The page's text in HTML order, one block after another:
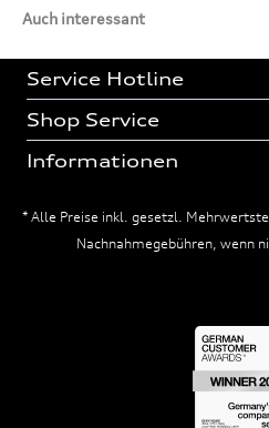
Auch interessant
Service Hotline
Shop Service
Informationen
* Alle Preise inkl. gesetzl.
Nachnahmegebühren, wenn